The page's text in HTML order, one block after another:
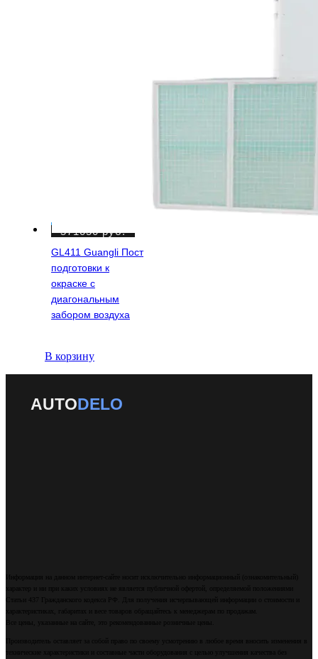
GL411 Guangli Пост
подготовки к
окраске с
диагональным
забором воздуха
571050руб.
В корзину
AUTODELO
Информация на данном интернет-сайте носит исключительно информационный (ознакомительный)
характер и ни при каких условиях не является публичной офертой, определяемой положениями
Статьи 437 Гражданского кодекса РФ. Для получения исчерпывающей информации о стоимости и
характеристиках, габаритах и весе товаров обращайтесь к менеджерам по продажам.
Все цены, указанные на сайте, это рекомендованные розничные цены.
Производитель оставляет за собой право по своему усмотрению в любое время вносить изменения в
технические характеристики и составные части оборудования с целью улучшения качества без